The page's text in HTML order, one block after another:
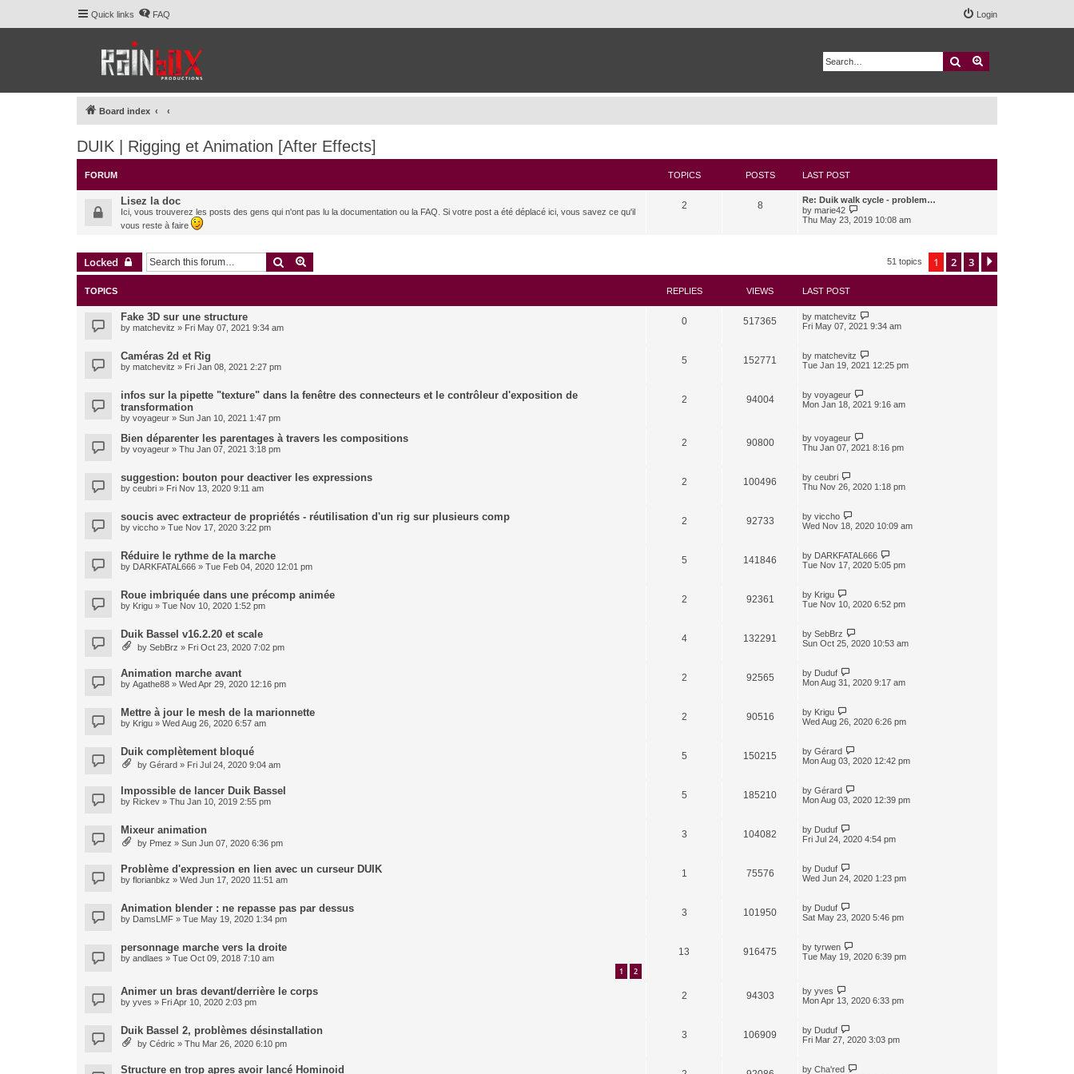
Quick links FAQ Login
Search
Board index
DUIK | Rigging et Animation [After Effects]
FORUM TOPICS POSTS LAST POST
Lisez la doc
Ici, vous trouverez les posts des gens qui n'ont pas lu la documentation ou la FAQ. Si votre post a été déplacé ici, vous savez ce qu'il
vous reste à faire
2 8
Re: Duik walk cycle - problem…
by marie42
i
l
e
s
t
s
t
Thu May 23, 2019 10:08 am
Locked Search 51 topics 1 2 3
TOPICS REPLIES VIEWS LAST POST
Fake 3D sur une structure
by matchevitz » Fri May 07, 2021 9:34 am
0 517365 by matchevitz
Fri May 07, 2021 9:34 am
Caméras 2d et Rig
by matchevitz » Fri Jan 08, 2021 2:27 pm
5 152771 by matchevitz
Tue Jan 19, 2021 12:25 pm
infos sur la pipette "texture" dans la fenêtre des connecteurs et le contrôleur d'exposition de
transformation
by voyageur » Sun Jan 10, 2021 1:47 pm
2 94004 by voyageur
Mon Jan 18, 2021 9:16 am
Bien déparenter les parentages à travers les compositions
by voyageur » Thu Jan 07, 2021 3:18 pm
2 90800 by voyageur
Thu Jan 07, 2021 8:16 pm
suggestion: bouton pour deactiver les expressions
by ceubri » Fri Nov 13, 2020 9:11 am
2 100496 by ceubri
Thu Nov 26, 2020 1:18 pm
soucis avec extracteur de propriétés - réutilisation d'un rig sur plusieurs comp
by viccho » Tue Nov 17, 2020 3:22 pm
2 92733 by viccho
Wed Nov 18, 2020 10:09 am
Réduire le rythme de la marche
by DARKFATAL666 » Tue Feb 04, 2020 12:01 pm
5 141846 by DARKFATAL666
Tue Nov 17, 2020 5:05 pm
Roue imbriquée dans une précomp animée
by Krigu » Tue Nov 10, 2020 1:52 pm
2 92361 by Krigu
Tue Nov 10, 2020 6:52 pm
Duik Bassel v16.2.20 et scale
by SebBrz » Fri Oct 23, 2020 7:02 pm
4 132291 by SebBrz
Sun Oct 25, 2020 10:53 am
Animation marche avant
by Agathe88 » Wed Apr 29, 2020 12:16 pm
2 92565 by Duduf
Mon Aug 31, 2020 9:17 am
Mettre à jour le mesh de la marionnette
by Krigu » Wed Aug 26, 2020 6:57 am
2 90516 by Krigu
Wed Aug 26, 2020 6:26 pm
Duik complètement bloqué
by Gérard » Fri Jul 24, 2020 9:04 am
5 150215 by Gérard
Mon Aug 03, 2020 12:42 pm
Impossible de lancer Duik Bassel
by Rickev » Thu Jan 10, 2019 2:55 pm
5 185210 by Gérard
Mon Aug 03, 2020 12:39 pm
Mixeur animation
by Pmez » Sun Jun 07, 2020 6:36 pm
3 104082 by Duduf
Fri Jul 24, 2020 4:54 pm
Problème d'expression en lien avec un curseur DUIK
by florianbkz » Wed Jun 17, 2020 11:51 am
1 75576 by Duduf
Wed Jun 24, 2020 1:23 pm
Animation blender : ne repasse pas par dessus
by DamsLMF » Tue May 19, 2020 1:34 pm
3 101950 by Duduf
Sat May 23, 2020 5:46 pm
personnage marche vers la droite
by andlaes » Tue Oct 09, 2018 7:10 am
1 2
13 916475 by tyrwen
Tue May 19, 2020 6:39 pm
Animer un bras devant/derrière le corps
by yves » Fri Apr 10, 2020 2:03 pm
2 94303 by yves
Mon Apr 13, 2020 6:33 pm
Duik Bassel 2, problèmes désinstallation
by Cédric » Thu Mar 26, 2020 6:10 pm
3 106909 by Duduf
Fri Mar 27, 2020 3:03 pm
Structure en trop apres avoir lancé Hominoid by Cha'red